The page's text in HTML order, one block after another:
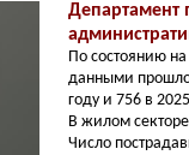
Департамент
По состоянию
данными
году и 756 в
В жилом
Число